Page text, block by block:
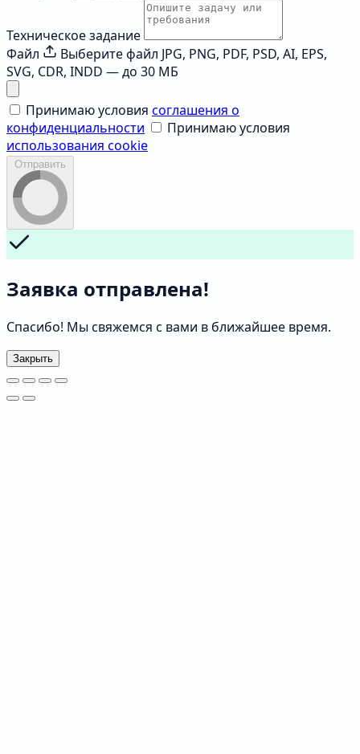
Техническое задание
Файл
Выберите файл JPG, PNG, PDF, PSD, AI, EPS,
SVG, CDR, INDD — до 30 МБ
Принимаю условия соглашения о
конфиденциальности
Принимаю условия
использования cookie
Отправить
Заявка отправлена!
Спасибо! Мы свяжемся с вами в ближайшее время.
Закрыть